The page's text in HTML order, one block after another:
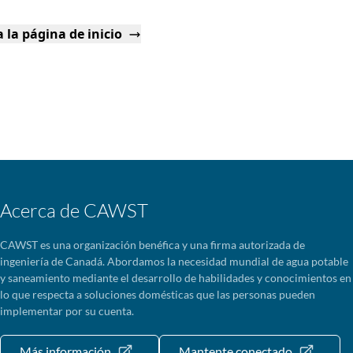
la página de inicio
Acerca de CAWST
CAWST es una organización benéfica y una firma autorizada de
ingeniería de Canadá. Abordamos la necesidad mundial de agua potable
y saneamiento mediante el desarrollo de habilidades y conocimientos en
lo que respecta a soluciones domésticas que las personas pueden
implementar por su cuenta.